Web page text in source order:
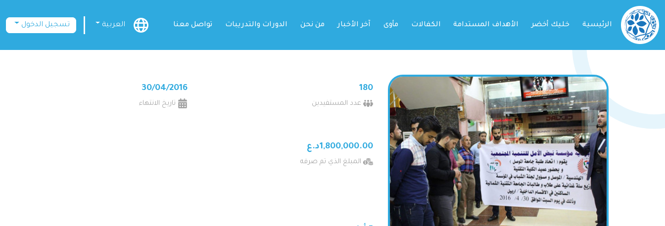
الرئيسية خليك أخضر الأهداف المستدامة الكفالات مأوى آخر الأخبار من نحن الدورات والتدريبات تواصل معنا العربية تسجيل الدخول
180
عدد المستفيدين
30/04/2016
تاريخ الانتهاء
1,800,000.00د.ع
المبلغ الذي تم صرفه